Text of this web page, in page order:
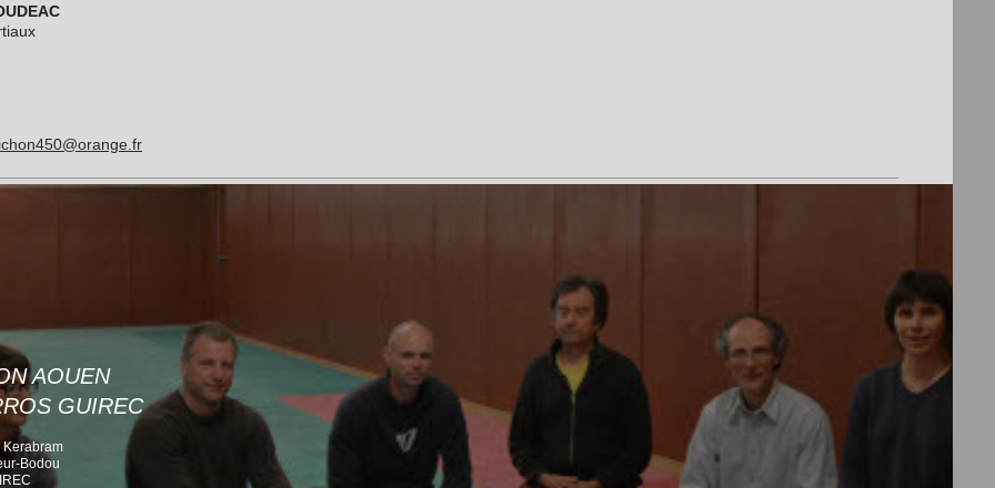
AOUEN
GUIREC
Kerabram
Bodou